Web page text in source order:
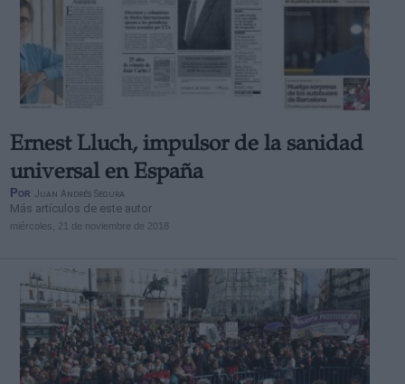
Ernest Lluch, impulsor de la sanidad
universal en España
Por Juan Andrés Segura
Más artículos de este autor
miércoles, 21 de noviembre de 2018